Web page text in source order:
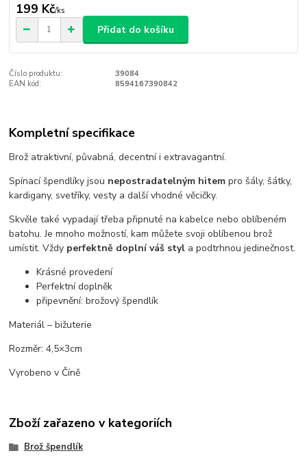
199 Kč/ks
Přidat do košíku
Číslo produktu:
39084
EAN kód:
8594167390842
Kompletní specifikace
Brož atraktivní, půvabná, decentní i extravagantní.
Spínací špendlíky jsou nepostradatelným hitem pro šály, šátky,
kardigany, svetříky, vesty a další vhodné věcičky.
Skvěle také vypadají třeba připnuté na kabelce nebo oblíbeném
batohu. Je mnoho možností, kam můžete svoji oblíbenou brož
umístit. Vždy perfektně doplní váš styl a podtrhnou jedinečnost.
Krásné provedení
Perfektní doplněk
připevnění: brožový špendlík
Materiál – bižuterie
Rozměr: 4,5×3cm
Vyrobeno v Číně
Zboží zařazeno v kategoriích
Brož špendlík